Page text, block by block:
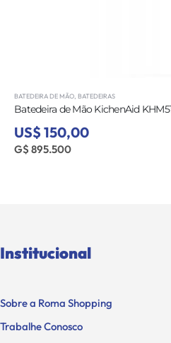
KHM512WH 5 Speed Hand Branco
Institucional
Sobre a Roma Shopping
Trabalhe Conosco